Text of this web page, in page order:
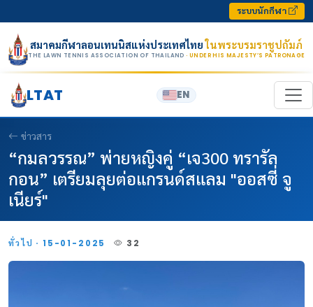
ระบบนักกีฬา
สมาคมกีฬาลอนเทนนิสแห่งประเทศไทยในพระบรมราชูปถัมภ์
THE LAWN TENNIS ASSOCIATION OF THAILAND · UNDER HIS MAJESTY’S PATRONAGE
LTAT EN
ข่าวสาร
“กมลวรรณ” พ่ายหญิงคู่ “เจ300 ทรารัล
กอน” เตรียมลุยต่อแกรนด์สแลม "ออสซี่ จู
เนียร์"
ทั่วไป · 15-01-2025 32